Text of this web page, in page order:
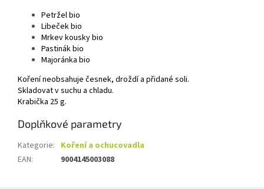
Petržel bio
Libeček bio
Mrkev kousky bio
Pastinák bio
Majoránka bio
Koření neobsahuje česnek, droždí a přidané soli.
Skladovat v suchu a chladu.
Krabička 25 g.
Doplňkové parametry
Kategorie: Koření a ochucovadla
EAN: 9004145003088